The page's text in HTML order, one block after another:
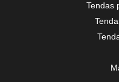
Tendas